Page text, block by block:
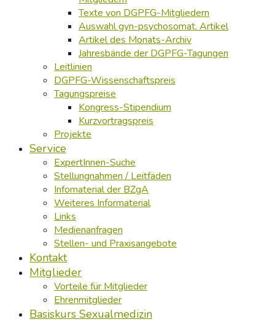
Texte von DGPFG-Mitgliedern
Auswahl gyn-psychosomat. Artikel
Artikel des Monats-Archiv
Jahresbände der DGPFG-Tagungen
Leitlinien
DGPFG-Wissenschaftspreis
Tagungspreise
Kongress-Stipendium
Kurzvortragspreis
Projekte
Service
ExpertInnen-Suche
Stellungnahmen / Leitfäden
Infomaterial der BZgA
Weiteres Informaterial
Links
Medienanfragen
Stellen- und Praxisangebote
Kontakt
Mitglieder
Vorteile für Mitglieder
Ehrenmitglieder
Basiskurs Sexualmedizin